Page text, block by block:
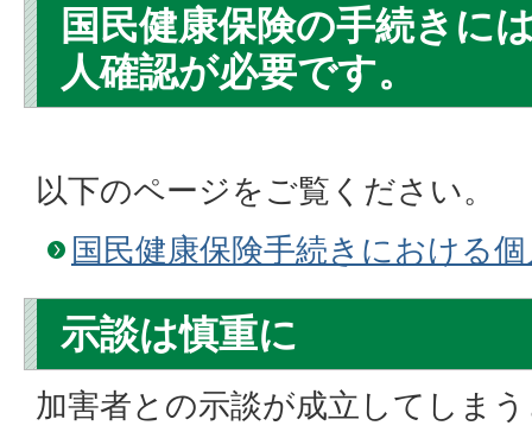
国民健康保険の手続きに
人確認が必要です。
以下のページをご覧ください。
国民健康保険手続きにおける
示談は慎重に
加害者との示談が成立してしま